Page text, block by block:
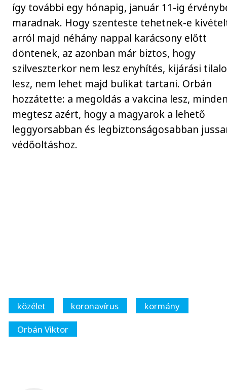
így további egy hónapig, január 11-ig
maradnak. Hogy szenteste tehetnek-e
arról majd néhány nappal karácsony előtt
döntenek, az azonban már biztos, hogy
szilveszterkor nem lesz enyhítés, kijárási
lesz, nem lehet majd bulikat tartani. Orbán
hozzátette: a megoldás a vakcina lesz,
megtesz azért, hogy a magyarok a lehető
leggyorsabban és legbiztonságosabban
védőoltáshoz.
közélet koronavírus
kormány
Orbán Viktor